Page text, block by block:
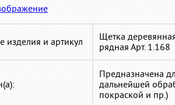
изделия и артикул
Щетка
рядная Арт. 1.168
Предназначена
дальнейшей
покраской и пр.)